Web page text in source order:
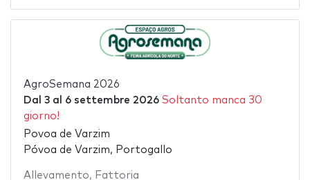
AgroSemana 2026
Dal 3al 6 settembre 2026 Soltanto manca 30
giorno!
Povoa de Varzim
Póvoa de Varzim, Portogallo
Allevamento, Fattoria